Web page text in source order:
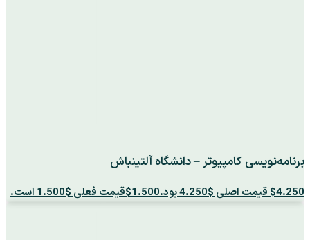
برنامه‌نویسی کامپیوتر – دانشگاه آلتینباش
$4.250 قیمت اصلی $4.250 بود. $1.500 قیمت فعلی $1.500 است.